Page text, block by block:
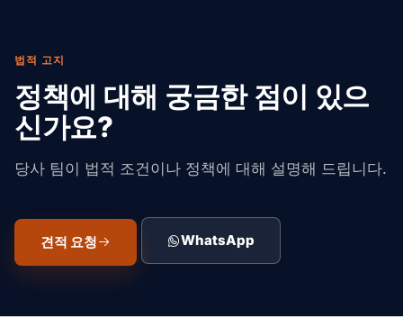
법적 고지
정책에 대해 궁금한 점이 있으
신가요?
당사 팀이 법적 조건이나 정책에 대해 설명해 드립니다.
견적 요청 WhatsApp